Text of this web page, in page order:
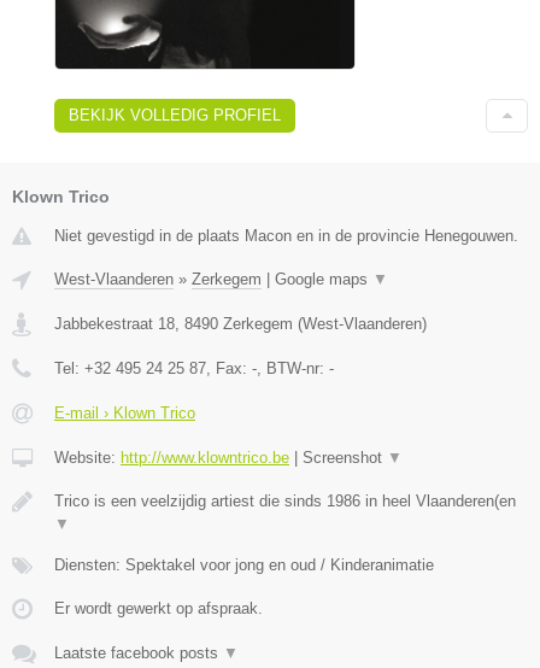
BEKIJK VOLLEDIG PROFIEL
Klown Trico
Niet gevestigd in de plaats Macon en in de provincie Henegouwen.
West-Vlaanderen » Zerkegem Google maps ▼
Jabbekestraat 18, 8490 Zerkegem (West-Vlaanderen)
Tel: +32 495 24 25 87, Fax: -, BTW-nr: -
E-mail › Klown Trico
Website: http://www.klowntrico.be Screenshot ▼
Trico is een veelzijdig artiest die sinds 1986 in heel Vlaanderen(en
▼
Diensten: Spektakel voor jong en oud / Kinderanimatie
Er wordt gewerkt op afspraak.
Laatste facebook posts ▼